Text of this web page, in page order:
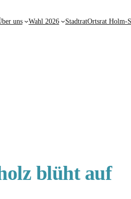
uns Wahl 2026 StadtratOrtsrat Holm-
blüht auf